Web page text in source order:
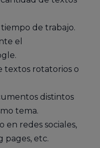
de trabajo.
el
textos rotatorios o
distintos
tema.
en redes sociales,
pages, etc.